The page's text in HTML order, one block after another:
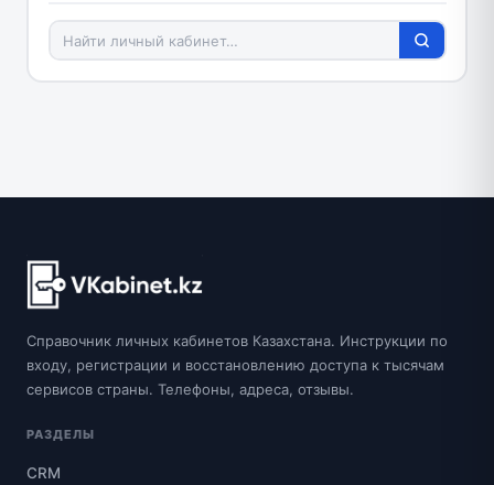
Справочник личных кабинетов Казахстана. Инструкции по
входу, регистрации и восстановлению доступа к тысячам
сервисов страны. Телефоны, адреса, отзывы.
РАЗДЕЛЫ
CRM